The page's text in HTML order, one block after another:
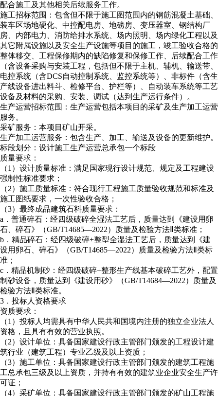
配合施工及其他相关后续服务工作。
施工招标范围：包含但不限于施工图范围内的钢筋混凝土基础、
装车区场地硬化、中控配电房、地磅房、变压器室、钢结构厂
房、内部电力、消防给排水系统、场内照明、场内绿化工程以及
其它附属设施以及安全生产设施等项目的施工，竣工验收合格的
整体移交、工程保修期内的缺陷修复和保修工作、后续配合工作
（含设备采购与安装工程，包括但不限于主机、辅机、输送带、
电控系统（含DCS自动控制系统、监控系统等）、非标件（含生
产线设备进出料斗、检修平台、护栏等）、自动装车系统等工艺
设备及材料的采购、安装、调试（达到生产运行条件）。
生产运营招标范围：生产运营包括本项目的采矿及生产加工运营
服务。
采矿服务：本项目矿山开采。
生产加工运营服务：包含生产、加工、输送及设备的更新维护。
标段划分：设计施工生产运营总承包一个标段
质量要求：
（1）设计质量标准：满足国家现行设计规范、规定及工程建设
强制性标准要求；
（2）施工质量标准：符合现行工程施工质量验收规范和标准及
施工图纸要求，一次性验收合格；
（3）最终成品建筑石料质量要求：
a．普通碎石：经四级破碎全湿法工艺后，质量达到《建设用卵
石、碎石》（GB/T14685—2022）质量及检验方法Ⅱ类标准；
b．精品碎石：经四级破碎+整型全湿法工艺后，质量达到《建
设用卵石、碎石》（GB/T14685—2022）质量及检验方法Ⅱ类标
准；
c．精品机制砂：经四级破碎+整形生产线基本破碎工艺外，配置
制砂设备，质量达到《建设用砂》（GB/T14684—2022）质量及
检验方法Ⅱ类标准。
3．投标人资格要求
资质要求：
（1）投标人均需具有中华人民共和国境内注册的独立企业法人
资格，且具有有效的营业执照。
（2）设计单位：具备国家建设行政主管部门颁发的工程设计建
筑行业（建筑工程）专业乙级及以上资质；
（3）施工单位：具备国家建设行政主管部门颁发的建筑工程施
工总承包三级及以上资质，并持有有效的建筑业企业安全生产许
可证；
（4）采矿单位：具备国家建设行政主管部门颁发的矿山工程施